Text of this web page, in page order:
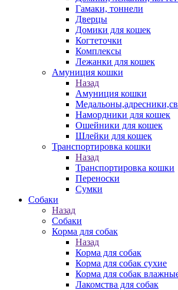
Гамаки, тоннели
Дверцы
Домики для кошек
Когтеточки
Комплексы
Лежанки для кошек
Амуниция кошки
Назад
Амуниция кошки
Намордники для кошек
Ошейники для кошек
Шлейки для кошек
Транспортировка кошки
Назад
Транспортировка кошки
Переноски
Сумки
Собаки
Назад
Собаки
Корма для собак
Назад
Корма для собак
Корма для собак сухие
Корма для собак
Лакомства для собак